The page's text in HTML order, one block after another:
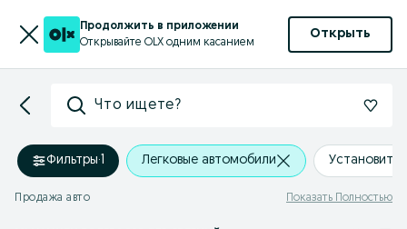
Продолжить в приложении
Открывайте OLX одним касанием
Открыть
Что ищете?
Фильтры·1 Легковые автомобили Установить
Продажа авто Показать Полностью